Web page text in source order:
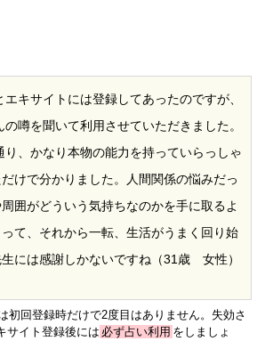
エキサイトには登録してあったのですが、
の噂を聞いて利用させていただきました。
り、かなり本物の能力を持っていらっしゃ
けで分かりました。人間関係の悩みだっ
囲がどういう気持ちなのかを手に取るよ
て、それから一転、生活がうまく回り始
には感謝しかないですね（31歳 女性）
初回登録時だけで2度目はありません。失効さ
サイト登録後には 必ず占い利用 をしましょ